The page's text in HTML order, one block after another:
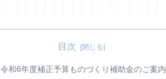
目次
令和6年度補正予算ものづくり補助金のご案内